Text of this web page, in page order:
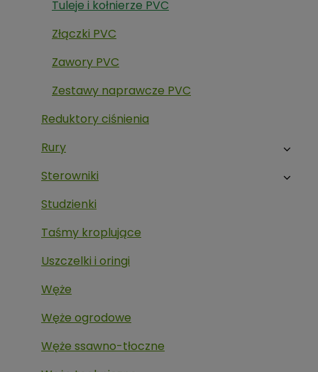
Tuleje i kołnierze PVC
Złączki PVC
Zawory PVC
Zestawy naprawcze PVC
Reduktory ciśnienia
Rury
Sterowniki
Studzienki
Taśmy kroplujące
Uszczelki i oringi
Węże
Węże ogrodowe
Węże ssawno-tłoczne